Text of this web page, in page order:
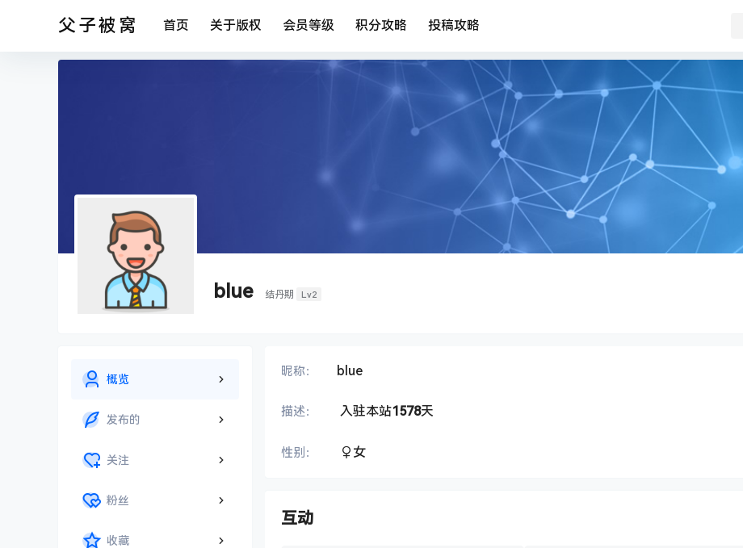
父子被窝 首页 关于版权 会员等级 积分攻略 投稿攻略
blue 结丹期 Lv2
概览
发布的
关注
粉丝
收藏
昵称： blue
描述： 入驻本站1578天
性别： 女
互动